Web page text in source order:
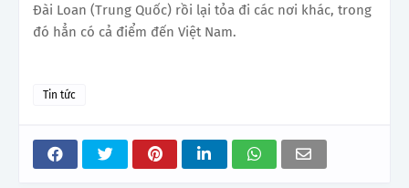
Đài Loan (Trung Quốc) rồi lại tỏa đi các nơi khác, trong
đó hẳn có cả điểm đến Việt Nam.
Tin tức